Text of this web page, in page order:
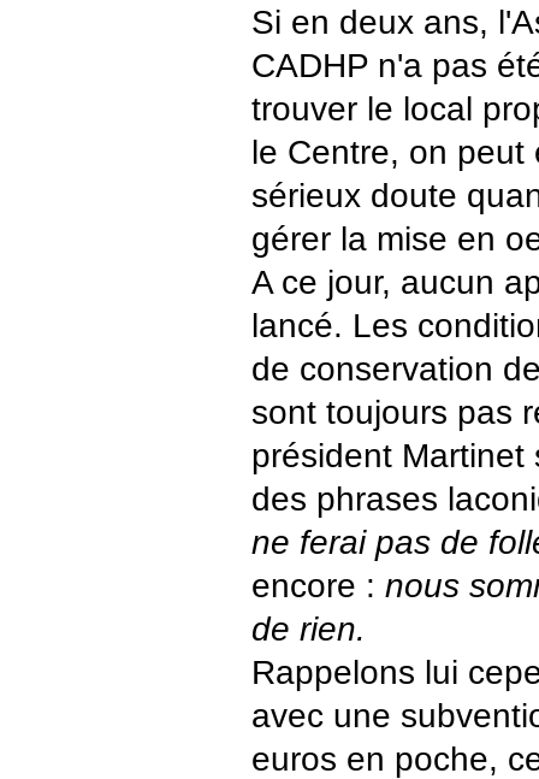
Si en deux ans,
CADHP n'a pas
trouver le local
le Centre, on peut
sérieux doute
gérer la mise en
A ce jour, aucun
lancé. Les
de conservation
sont toujours pas
président Martinet
des phrases
ne ferai pas de
encore : nous
de rien.
Rappelons lui
avec une
euros en poche,